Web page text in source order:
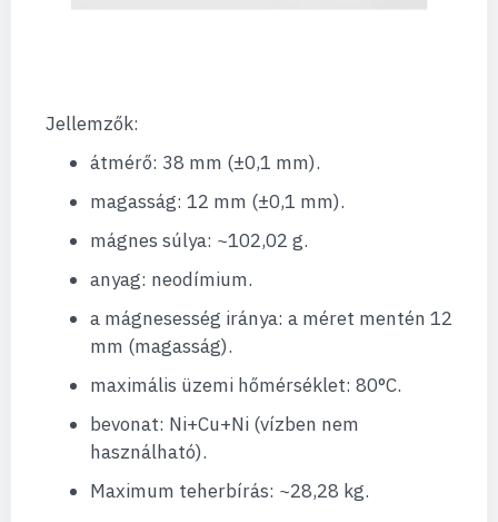
Jellemzők:
átmérő: 38 mm (±0,1 mm).
magasság: 12 mm (±0,1 mm).
mágnes súlya: ~102,02 g.
anyag: neodímium.
a mágnesesség iránya: a méret mentén 12
mm (magasság).
maximális üzemi hőmérséklet: 80°C.
bevonat: Ni+Cu+Ni (vízben nem
használható).
Maximum teherbírás: ~28,28 kg.